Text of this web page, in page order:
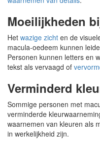
Moeilijkheden
Het wazige zicht en de
macula-oedeem kunnen
Personen kunnen letters en
tekst als vervaagd of
Verminderd
Sommige personen met
verminderde
waarnemen van kleuren als
in werkelijkheid zijn.